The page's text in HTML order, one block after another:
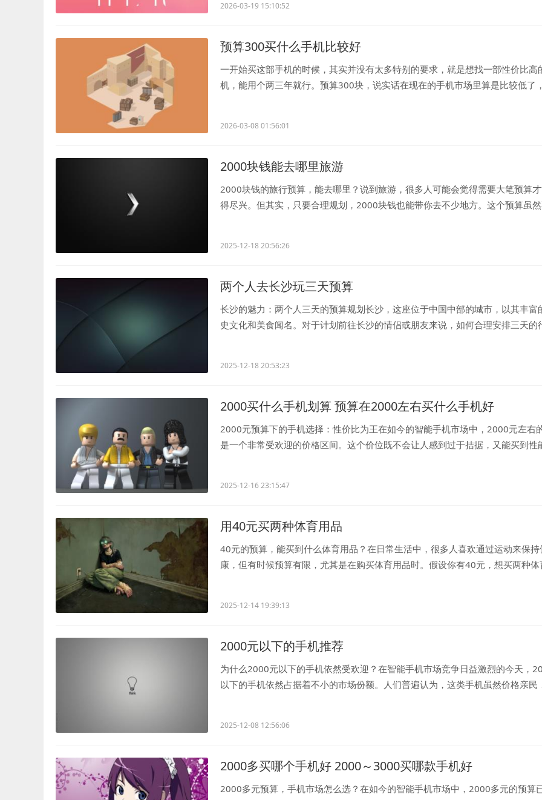
2026-03-19 15:10:52
预算300买什么手机比较好
一开始买这部手机的时候，其实并没有太多特别的要求，就是想找一部性价比高
机，能用个两三年就行。预算300块，说实话在现在的手机市场里算是比较低了
2026-03-08 01:56:01
2000块钱能去哪里旅游
2000块钱的旅行预算，能去哪里？说到旅游，很多人可能会觉得需要大笔预算
得尽兴。但其实，只要合理规划，2000块钱也能带你去不少地方。这个预算虽
2025-12-18 20:56:26
两个人去长沙玩三天预算
长沙的魅力：两个人三天的预算规划长沙，这座位于中国中部的城市，以其丰富
史文化和美食闻名。对于计划前往长沙的情侣或朋友来说，如何合理安排三天的
2025-12-18 20:53:23
2000买什么手机划算 预算在2000左右买什么手机好
2000元预算下的手机选择：性价比为王在如今的智能手机市场中，2000元左右
是一个非常受欢迎的价格区间。这个价位既不会让人感到过于拮据，又能买到性
2025-12-16 23:15:47
用40元买两种体育用品
40元的预算，能买到什么体育用品？在日常生活中，很多人喜欢通过运动来保持
康，但有时候预算有限，尤其是在购买体育用品时。假设你有40元，想买两种体
2025-12-14 19:39:13
2000元以下的手机推荐
为什么2000元以下的手机依然受欢迎？在智能手机市场竞争日益激烈的今天，
以下的手机依然占据着不小的市场份额。人们普遍认为，这类手机虽然价格亲民
2025-12-08 12:56:06
2000多买哪个手机好 2000～3000买哪款手机好
2000多元预算，手机市场怎么选？在如今的智能手机市场中，2000多元的预算